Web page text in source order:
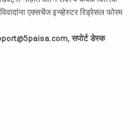
एक्सचेंज इन्व्हेस्टर रिड्रेसल फोरम
सपोर्ट डेस्क